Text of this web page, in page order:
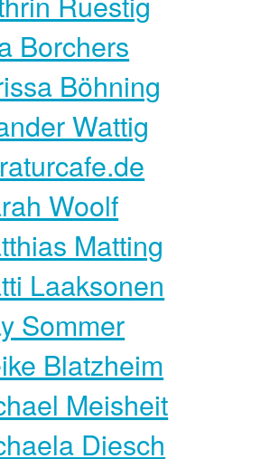
Borchers
Böhning
Wattig
Woolf
Matting
Laaksonen
Sommer
Blatzheim
Meisheit
Diesch